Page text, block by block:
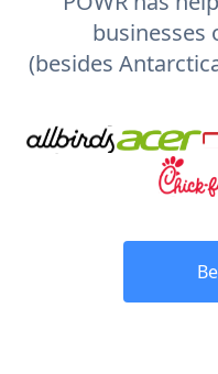
businesses
(besides